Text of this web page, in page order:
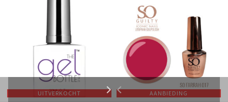
UITVERKOCHT AANBIEDING